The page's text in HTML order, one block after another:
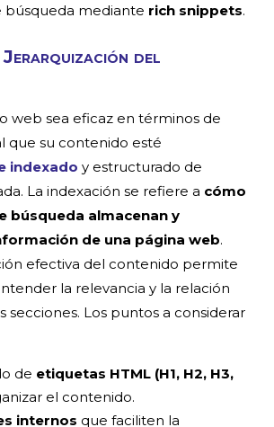
búsqueda mediante rich snippets.
Jerarquización del
web sea eficaz en términos de
que su contenido esté
indexado y estructurado de
La indexación se refiere a cómo
búsqueda almacenan y
de una página web.
efectiva del contenido permite
la relevancia y la relación
secciones. Los puntos a considerar
de etiquetas HTML (H1, H2, H3,
el contenido.
internos que faciliten la